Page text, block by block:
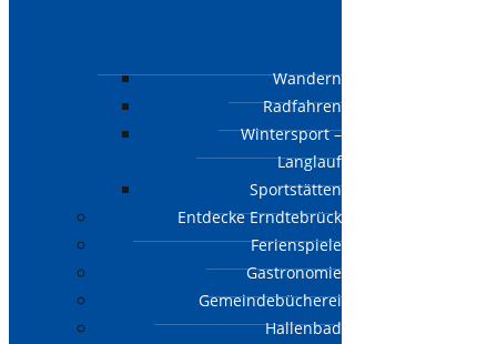
Wandern
Radfahren
Wintersport –
Langlauf
Sportstätten
Entdecke Erndtebrück
Ferienspiele
Gastronomie
Gemeindebücherei
Hallenbad